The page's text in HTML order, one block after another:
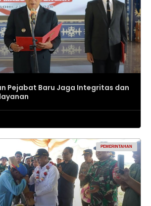
Pejabat Baru Jaga Integritas dan
PEMERINTAHAN